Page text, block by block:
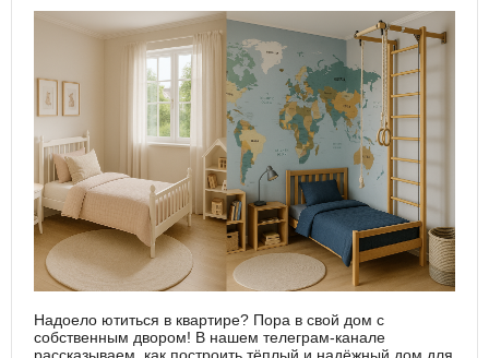
Надоело ютиться в квартире? Пора в свой дом с
собственным двором! В нашем телеграм-канале